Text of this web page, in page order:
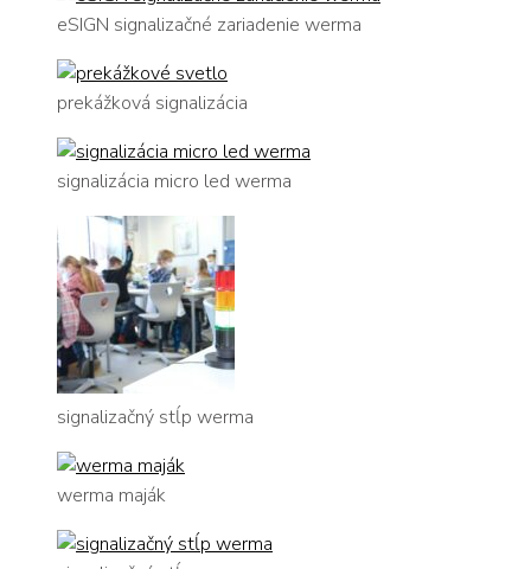
eSIGN signalizačné zariadenie werma
prekážková signalizácia
signalizácia micro led werma
signalizačný stĺp werma
werma maják